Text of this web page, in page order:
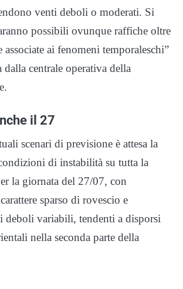
venti deboli o moderati. Si
possibili ovunque raffiche oltre
ai fenomeni temporaleschi”
dalla centrale operativa della
il 27
scenari di previsione è attesa la
di instabilità su tutta la
la giornata del 27/07, con
sparso di rovescio e
deboli variabili, tendenti a disporsi
nella seconda parte della